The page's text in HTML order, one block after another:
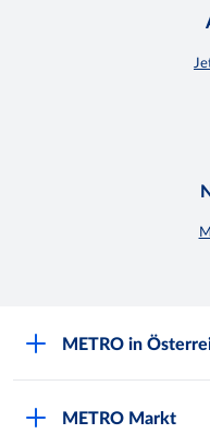
METRO in
METRO Markt